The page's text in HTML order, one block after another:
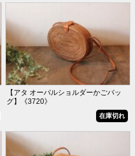
【アタ オーバルショルダーかごバッ
グ】《3720》
在庫切れ